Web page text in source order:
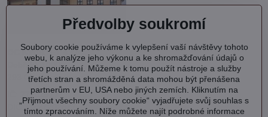
OC KVARTET s.r.o.
Debřská 1000
293 06 Kosmonosy
IČ: 27202577
DIČ: CZ27202577
Předvolby soukromí
Soubory cookie používáme k vylepšení vaší návštěvy tohoto
webu, k analýze jeho výkonu a ke shromažďování údajů o
jeho používání. Můžeme k tomu použít nástroje a služby
třetích stran a shromážděná data mohou být přenášena
partnerům v EU, USA nebo jiných zemích. Kliknutím na
„Přijmout všechny soubory cookie“ vyjadřujete svůj souhlas s
tímto zpracováním. Níže můžete najít podrobné informace